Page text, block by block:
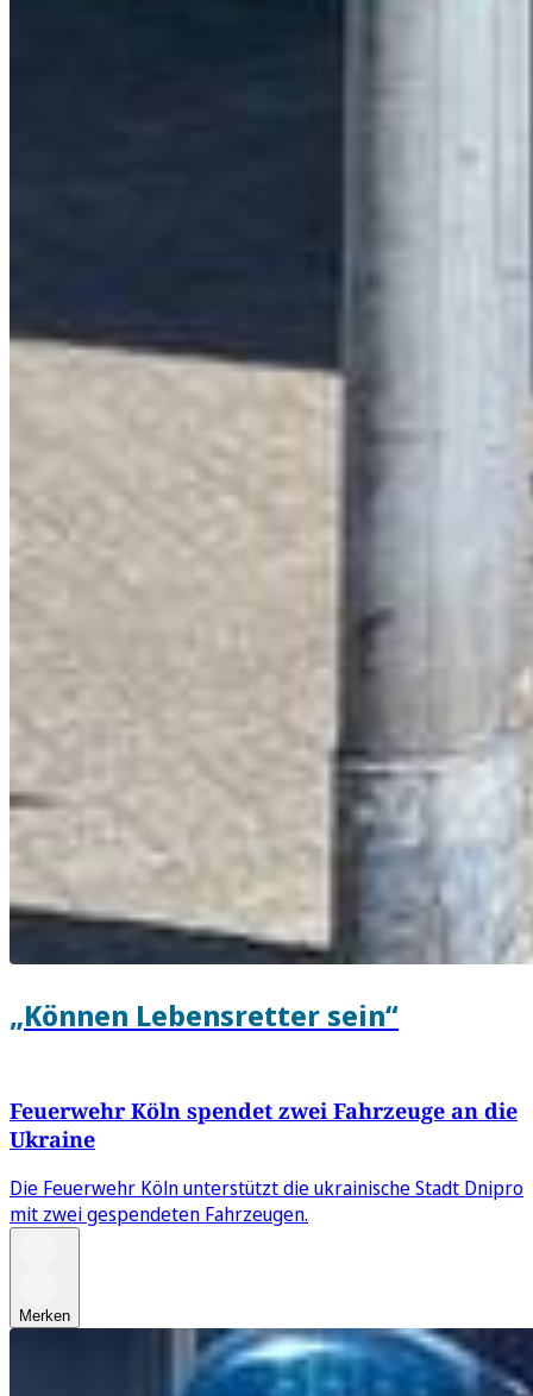
„Können Lebensretter sein“
Feuerwehr Köln spendet zwei Fahrzeuge an die
Ukraine
Die Feuerwehr Köln unterstützt die ukrainische Stadt Dnipro
mit zwei gespendeten Fahrzeugen.
Merken